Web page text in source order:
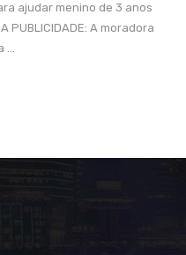
ajudar menino de 3 anos
PUBLICIDADE: A moradora
...